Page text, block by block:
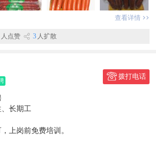
查看详情
人点赞 3 人扩散
拨打电话
长期工
上岗前免费培训。